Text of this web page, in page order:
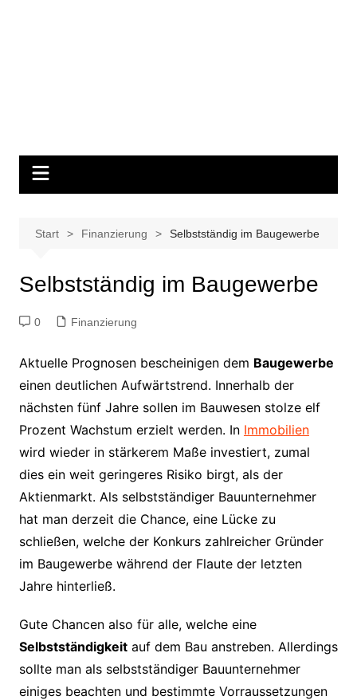
Start Finanzierung Selbstständig im Baugewerbe
Selbstständig im Baugewerbe
0 Finanzierung
Aktuelle Prognosen bescheinigen dem Baugewerbe
einen deutlichen Aufwärtstrend. Innerhalb der
nächsten fünf Jahre sollen im Bauwesen stolze elf
Prozent Wachstum erzielt werden. In Immobilien
wird wieder in stärkerem Maße investiert, zumal
dies ein weit geringeres Risiko birgt, als der
Aktienmarkt. Als selbstständiger Bauunternehmer
hat man derzeit die Chance, eine Lücke zu
schließen, welche der Konkurs zahlreicher Gründer
im Baugewerbe während der Flaute der letzten
Jahre hinterließ.
Gute Chancen also für alle, welche eine
Selbstständigkeitauf dem Bau anstreben. Allerdings
sollte man als selbstständiger Bauunternehmer
einiges beachten und bestimmte Vorraussetzungen